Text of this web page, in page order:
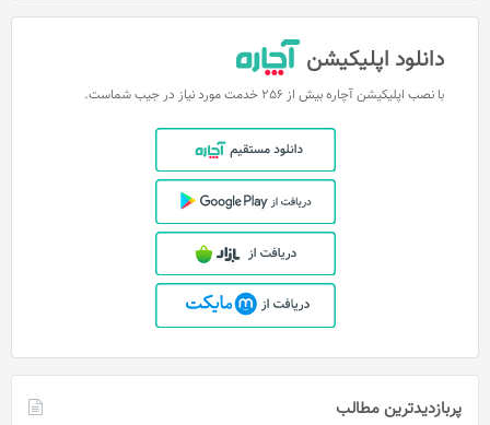
دانلود اپلیکیشن
با نصب اپلیکیشن آچاره بیش از 256 خدمت مورد نیاز در جیب شماست.
پربازدیدترین مطالب